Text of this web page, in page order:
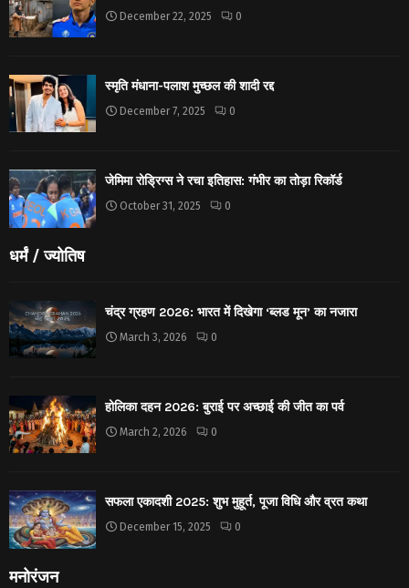
December 22, 2025 0
स्मृति मंधाना-पलाश मुच्छल की शादी रद्द
December 7, 2025 0
जेमिमा रोड्रिग्स ने रचा इतिहास: गंभीर का तोड़ा रिकॉर्ड
October 31, 2025 0
धर्मं / ज्योतिष
चंद्र ग्रहण 2026: भारत में दिखेगा ‘ब्लड मून’ का नजारा
March 3, 2026 0
होलिका दहन 2026: बुराई पर अच्छाई की जीत का पर्व
March 2, 2026 0
सफला एकादशी 2025: शुभ मुहूर्त, पूजा विधि और व्रत कथा
December 15, 2025 0
मनोरंजन